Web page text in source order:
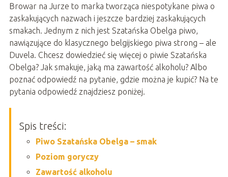
Browar na Jurze to marka tworząca niespotykane piwa o
zaskakujących nazwach i jeszcze bardziej zaskakujących
smakach. Jednym z nich jest Szatańska Obelga piwo,
nawiązujące do klasycznego belgijskiego piwa strong – ale
Duvela. Chcesz dowiedzieć się więcej o piwie Szatańska
Obelga? Jak smakuje, jaką ma zawartość alkoholu? Albo
poznać odpowiedź na pytanie, gdzie można je kupić? Na te
pytania odpowiedź znajdziesz poniżej.
Spis treści:
Piwo Szatańska Obelga – smak
Poziom goryczy
Zawartość alkoholu